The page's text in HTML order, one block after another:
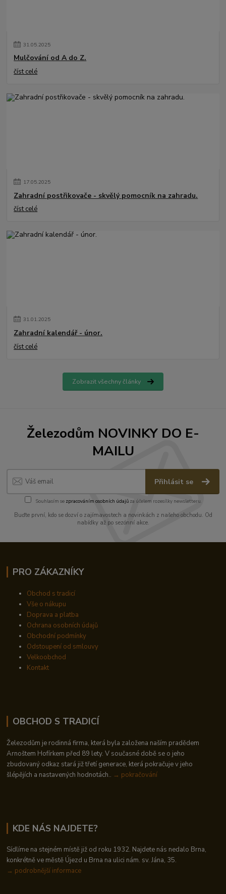
31.05.2025
Mulčování od A do Z.
číst celé
17.05.2025
Zahradní postřikovače - skvělý pomocník na zahradu.
číst celé
31.01.2025
Zahradní kalendář - únor.
číst celé
Zobrazit všechny články
Železodům NOVINKY DO E-
MAILU
Přihlásit se
Souhlasím se zpracováním osobních údajůza účelem rozesílky newsletteru.
Buďte první, kdo se dozví o zajímavostech a novinkách z našeho obchodu. Od
nabídky až po sezónní akce.
PRO ZÁKAZNÍKY
Obchod s tradicí
Vše o nákupu
Doprava a platba
Ochrana osobních údajů
Obchodní podmínky
Odstoupení od smlouvy
Velkoobchod
Kontakt
OBCHOD S TRADICÍ
Železodům je rodinná firma, která byla založena naším pradědem
Arnoštem Hofírkem před 89 lety. V současné době se o jeho
zbudovaný odkaz stará již třetí generace, která pokračuje v jeho
šlépějích a nastavených hodnotách.. → pokračování
KDE NÁS NAJDETE?
Sídlíme na stejném místě již od roku 1932. Najdete nás nedalo Brna,
konkrétně ve městě Újezd u Brna na ulici nám. sv. Jána, 35.
→ podrobnější informace